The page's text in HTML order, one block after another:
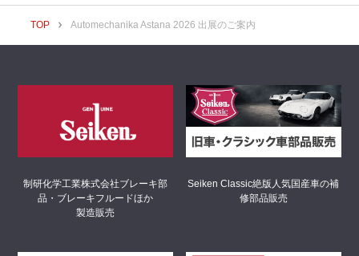
TOP Automechanika Astana 2026 出展のご案内
制研化学工業株式会社ブレーキ部
品・ブレーキフルードほか
製造販売
Seiken Classic絶版人気国産車の補
修部品販売